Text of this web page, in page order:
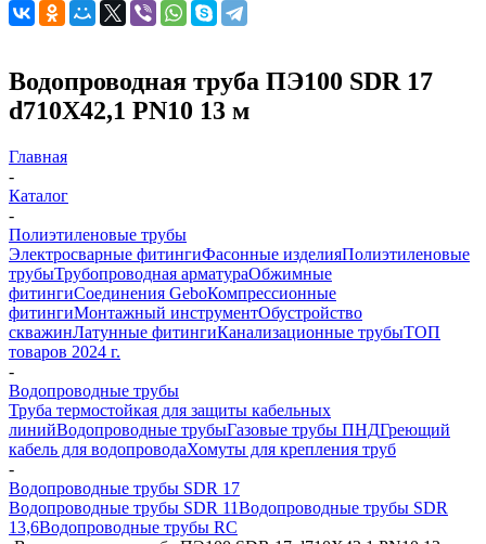
Водопроводная труба ПЭ100 SDR 17
d710Х42,1 PN10 13 м
Главная
-
Каталог
-
Полиэтиленовые трубы
Электросварные фитингиФасонные изделияПолиэтиленовые
трубыТрубопроводная арматураОбжимные
фитингиСоединения GeboКомпрессионные
фитингиМонтажный инструментОбустройство
скважинЛатунные фитингиКанализационные трубыТОП
товаров 2024 г.
-
Водопроводные трубы
Труба термостойкая для защиты кабельных
линийВодопроводные трубыГазовые трубы ПНДГреющий
кабель для водопроводаХомуты для крепления труб
-
Водопроводные трубы SDR 17
Водопроводные трубы SDR 11Водопроводные трубы SDR
13,6Водопроводные трубы RC